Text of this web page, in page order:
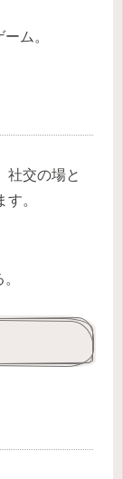
ム。
社交の場と
。